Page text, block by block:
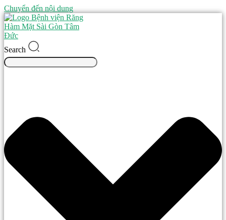
Chuyển đến nội dung
Search